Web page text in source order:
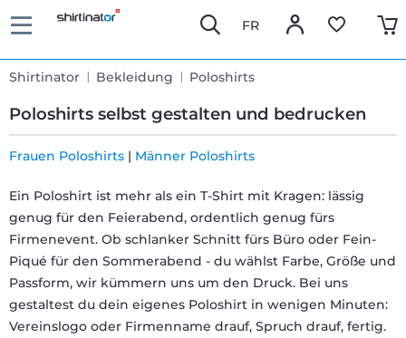
FR
Shirtinator Bekleidung Poloshirts
Poloshirts selbst gestalten und bedrucken
Lieferung
30 Tage
Umtauschrecht
Frauen Poloshirts | Männer Poloshirts
Ein Poloshirt ist mehr als ein T-Shirt mit Kragen: lässig
genug für den Feierabend, ordentlich genug fürs
Firmenevent. Ob schlanker Schnitt fürs Büro oder Fein-
Piqué für den Sommerabend - du wählst Farbe, Größe und
Passform, wir kümmern uns um den Druck. Bei uns
gestaltest du dein eigenes Poloshirt in wenigen Minuten:
Vereinslogo oder Firmenname drauf, Spruch drauf, fertig.